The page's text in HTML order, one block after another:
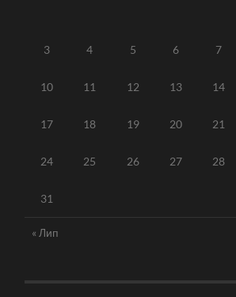
3 4 5 6 7
10 11 12 13 14
17 18 19 20 21
24 25 26 27 28
31
« Лип